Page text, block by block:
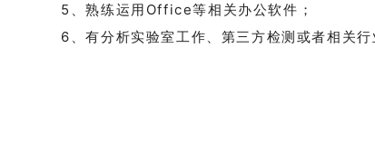
5、熟练运用Office等相关办公软件；
6、有分析实验室工作、第三方检测或者相关